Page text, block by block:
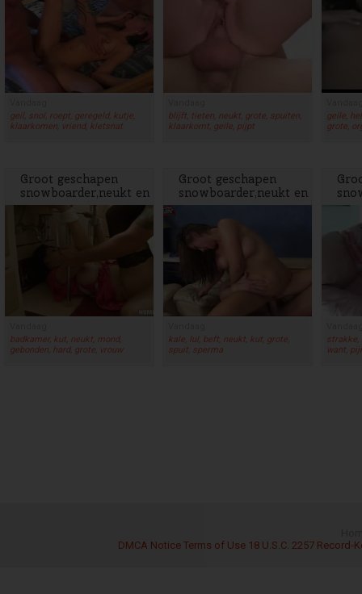
geil, snol, roept, geregeld, kutje,
klaarkomen, vriend, kletsnat
blijft, tieten, neukt, grote, spuiten,
klaarkomt, geile, pijpt
geile,
grote,
Groot geschapen
snowboarder,neukt en
spuit
badkamer, kut, neukt, mond,
gebonden, hard, grote, vrouw
Groot geschapen
snowboarder,neukt en
spuit
kale, lul, beft, neukt, kut, grote,
spuit, sperma
strakke,
want,
DMCA Notice Terms of Use 18 U.S.C. 2257